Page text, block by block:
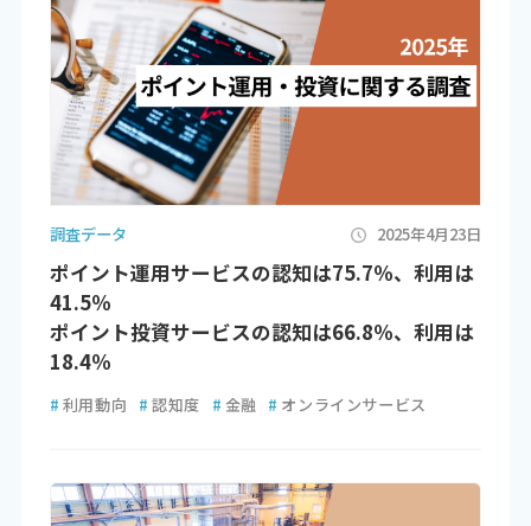
調査データ 2025年4月23日
ポイント運用サービスの認知は75.7％、利用は
41.5％
ポイント投資サービスの認知は66.8％、利用は
18.4％
# 利用動向 # 認知度 # 金融 # オンラインサービス